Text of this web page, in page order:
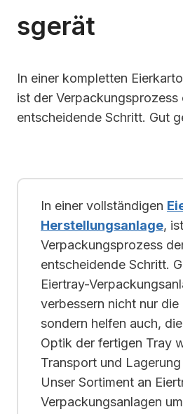
Sgerät
In einer kompletten
ist der
entscheidende Schritt. Gut
In einer vollständigen
Herstellungsanlage,
Verpackungsprozess
entscheidende Schritt.
Eiertray-
verbessern nicht nur die
sondern helfen auch,
Optik der fertigen Tray
Transport und
Unser Sortiment an
Verpackungsanlagen